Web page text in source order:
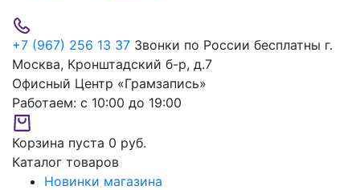
+7 (967) 256 13 37 Звонки по России бесплатны г.
Москва, Кронштадский б-р, д.7
Офисный Центр «Грамзапись»
Работаем: с 10:00 до 19:00
Корзина пуста 0 руб.
Каталог товаров
Новинки магазина